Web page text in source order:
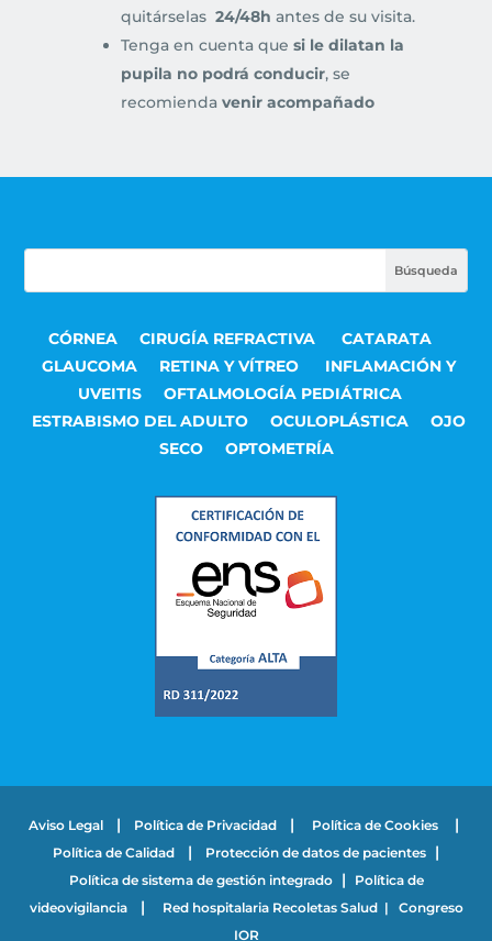
quitárselas 24/48h antes de su visita.
Tenga en cuenta que si le dilatan la
pupila no podrá conducir, se
recomienda venir acompañado
CÓRNEA CIRUGÍA REFRACTIVA
CATARATA
GLAUCOMA
RETINA Y VÍTREO
INFLAMACIÓN Y
UVEITIS
OFTALMOLOGÍA PEDIÁTRICA
ESTRABISMO DEL ADULTO
OCULOPLÁSTICA
OJO
SECO
OPTOMETRÍA
Aviso Legal | Política de Privacidad | Política de Cookies |
Política de Calidad | Protección de datos de pacientes |
Política de sistema de gestión integrado|
Política de
videovigilancia| Red hospitalaria Recoletas Salud| Congreso
IOR